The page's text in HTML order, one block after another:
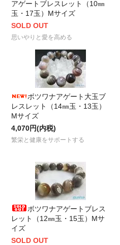
アゲートブレスレット（10㎜
玉・17玉）Mサイズ
SOLD OUT
思いやりと愛を高める
ボツワナアゲート大玉ブ
レスレット（14㎜玉・13玉）
Mサイズ
4,070円(内税)
繁栄と健康をサポートする
ボツワナアゲートブレス
レット（12㎜玉・15玉）Mサ
イズ
SOLD OUT